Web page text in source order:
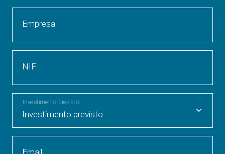
Empresa
NIF
Investimento previsto